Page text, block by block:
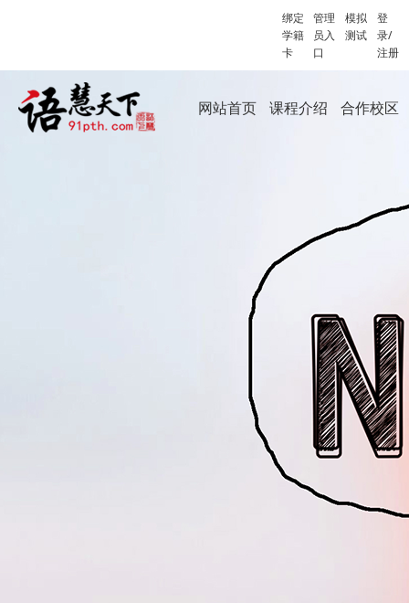
绑定
学籍
卡
管理
员入
口
模拟
测试
登
录/
注册
网站首页 课程介绍 合作校区